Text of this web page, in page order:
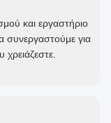
και εργαστήριο
για